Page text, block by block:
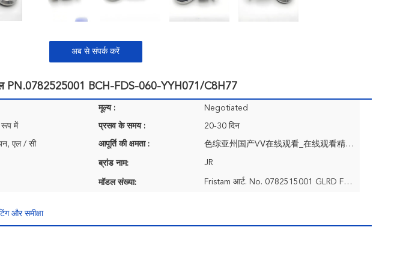
अब से संपर्क करें
PN.0782525001 BCH-FDS-060-YYH071/C8H77
मूल्य : Negotiated
रूप में प्रसव के समय : 20-30 दिन
एल / सी आपूर्ति की क्षमता : 色综亚州国产VⅤ在线观看_在线观看精品免费人成视频app_国产手机在线精品_亚洲v欧美日韩v国产v
ब्रांड नाम: JR
मॉडल संख्या: Fristam आर्ट. No. 0782515001 GLRD FDS2
और समीक्षा